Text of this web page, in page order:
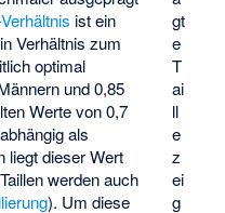
gt
e
T
ai
ll
e
z
ei
g
ist ein
Verhältnis zum
optimal
und 0,85
Werte von 0,7
als
liegt dieser Wert
werden auch
). Um diese